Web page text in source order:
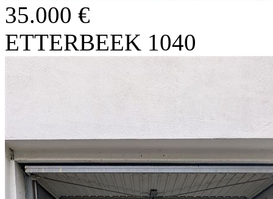
35.000 €
ETTERBEEK 1040